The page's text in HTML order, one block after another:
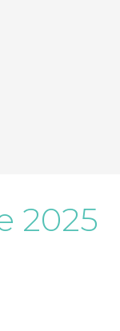
2025